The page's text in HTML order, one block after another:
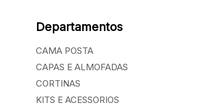
Departamentos
CAMA POSTA
CAPAS E ALMOFADAS
CORTINAS
KITS E ACESSORIOS